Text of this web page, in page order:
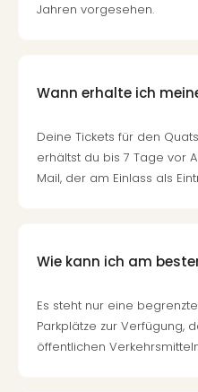
Jahren vorgesehen.
Wann erhalte ich
Deine Tickets für den
erhältst du bis 7 Tage vor
Mail, der am Einlass als
Wie kann ich am
Es steht nur eine
Parkplätze zur Verfügung,
öffentlichen